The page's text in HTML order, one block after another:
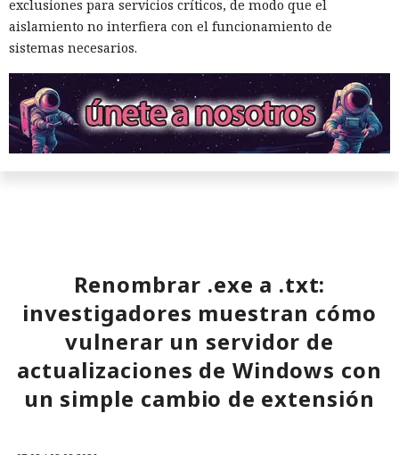
exclusiones para servicios críticos, de modo que el
aislamiento no interfiera con el funcionamiento de
sistemas necesarios.
Renombrar .exe a .txt:
investigadores muestran cómo
vulnerar un servidor de
actualizaciones de Windows con
un simple cambio de extensión